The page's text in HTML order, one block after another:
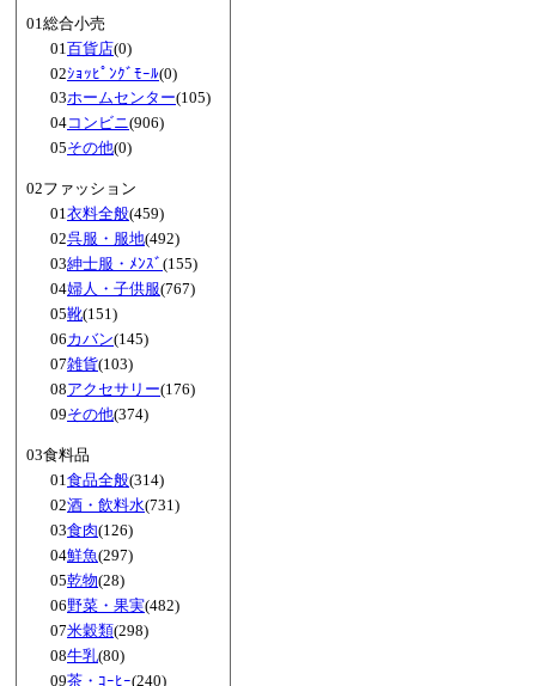
01総合小売
01百貨店(0)
02ｼｮｯﾋﾟﾝｸﾞﾓｰﾙ(0)
03ホームセンター(105)
04コンビニ(906)
05その他(0)
02ファッション
01衣料全般(459)
02呉服・服地(492)
03紳士服・ﾒﾝｽﾞ (155)
04婦人・子供服(767)
05靴(151)
06カバン(145)
07雑貨(103)
08アクセサリー(176)
09その他(374)
03食料品
01食品全般(314)
02酒・飲料水(731)
03食肉(126)
04鮮魚(297)
05乾物(28)
06野菜・果実(482)
07米穀類(298)
08牛乳(80)
09茶・ｺｰﾋｰ(240)